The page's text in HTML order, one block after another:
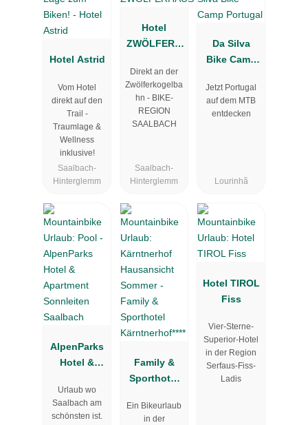
Hotel Astrid
Vom Hotel
direkt auf den
Trail -
Traumlage &
Wellness
inklusive!
Saalbach-
Hinterglemm
Hotel
ZWÖLFERH
Direkt an der
Zwölferkogelba
hn - BIKE-
REGION
SAALBACH
Saalbach-
Hinterglemm
Da Silva
Bike Camp
Jetzt Portugal
auf dem MTB
entdecken
Lourinhã
AlpenParks
Hotel &
Sonnleiten
Urlaub wo
Saalbach am
schönsten ist.
Family &
Sporthotel
***
Ein Bikeurlaub
in der
Hotel TIROL
Fiss
Vier-Sterne-
Superior-Hotel
in der Region
Serfaus-Fiss-
Ladis